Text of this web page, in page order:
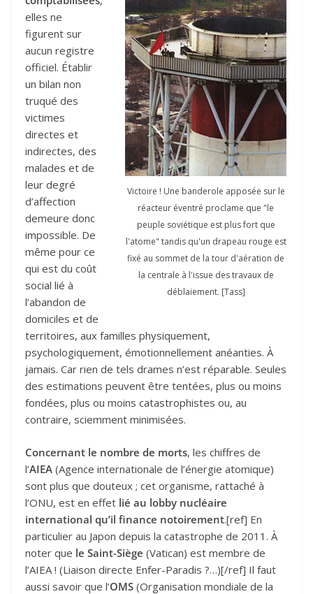
Victoire ! Une banderole apposée sur le
réacteur éventré proclame que "le
peuple soviétique est plus fort que
l'atome" tandis qu'un drapeau rouge est
fixé au sommet de la tour d'aération de
la centrale à l'issue des travaux de
déblaiement. [Tass]
elles ne
figurent sur
aucun registre
officiel. Établir
un bilan non
truqué des
victimes
directes et
indirectes, des
malades et de
leur degré
d’affection
demeure donc
impossible. De
même pour ce
qui est du coût
social lié à
l’abandon de
domiciles et de
territoires, aux familles physiquement,
psychologiquement, émotionnellement anéanties. À
jamais. Car rien de tels drames n’est réparable. Seules
des estimations peuvent être tentées, plus ou moins
fondées, plus ou moins catastrophistes ou, au
contraire, sciemment minimisées.
Concernant le nombre de morts, les chiffres de
l’AIEA (Agence internationale de l’énergie atomique)
sont plus que douteux ; cet organisme, rattaché à
l’ONU, est en effet lié au lobby nucléaire
international qu’il finance notoirement.[ref] En
particulier au Japon depuis la catastrophe de 2011. À
noter que le Saint-Siège (Vatican) est membre de
l’AIEA ! (Liaison directe Enfer-Paradis ?…)[/ref] Il faut
aussi savoir que l’OMS (Organisation mondiale de la